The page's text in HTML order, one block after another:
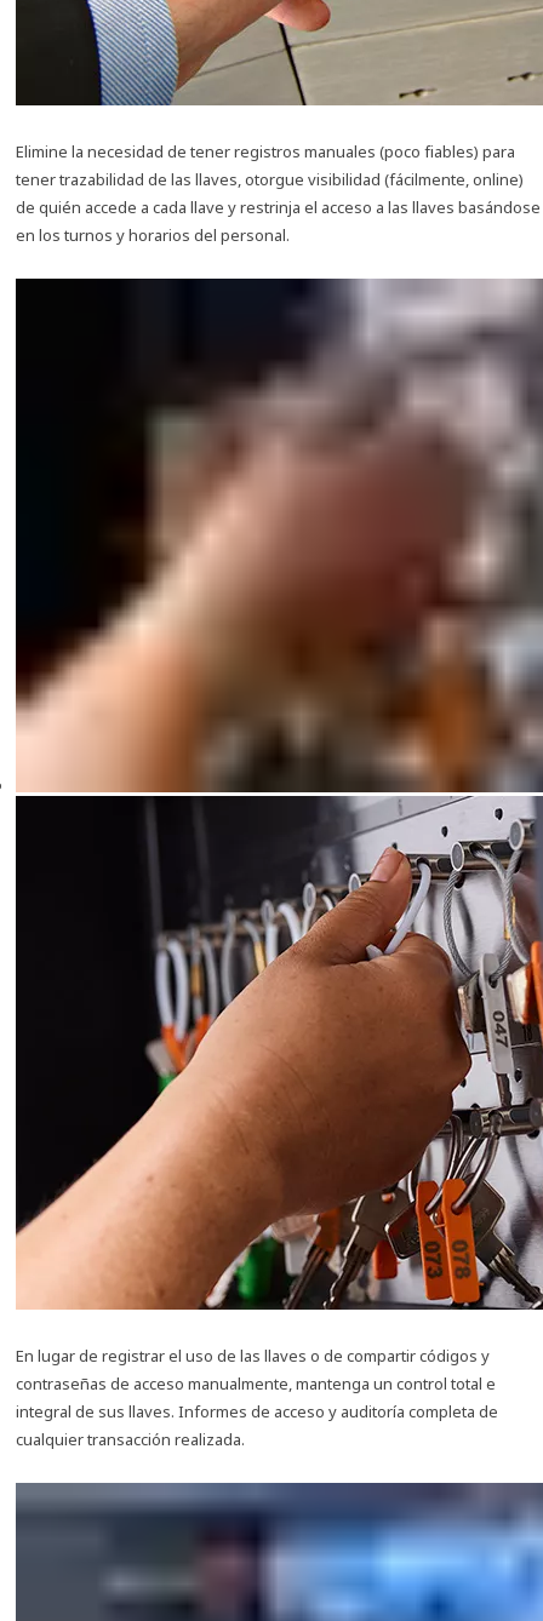
Elimine la necesidad de tener registros manuales (poco fiables) para
tener trazabilidad de las llaves, otorgue visibilidad (fácilmente, online)
de quién accede a cada llave y restrinja el acceso a las llaves basándose
en los turnos y horarios del personal.
En lugar de registrar el uso de las llaves o de compartir códigos y
contraseñas de acceso manualmente, mantenga un control total e
integral de sus llaves. Informes de acceso y auditoría completa de
cualquier transacción realizada.